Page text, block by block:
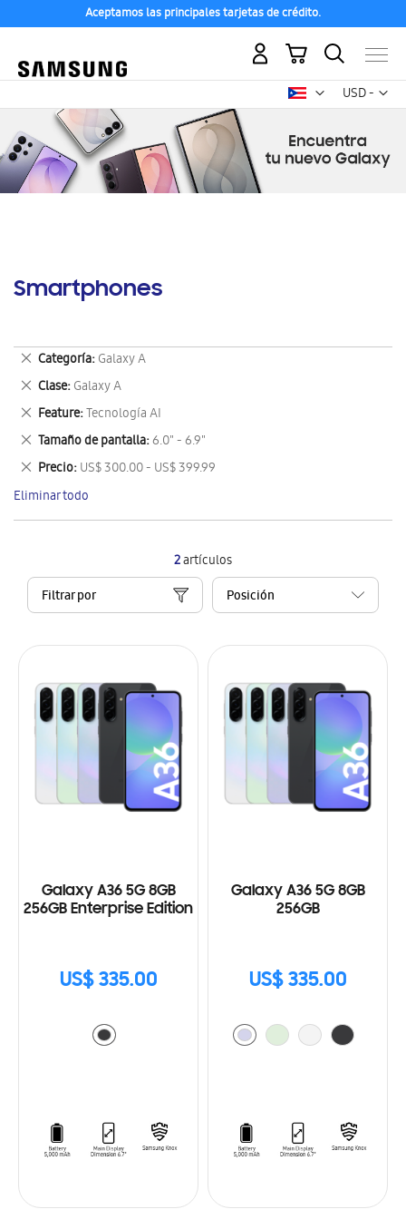
Aceptamos las principales tarjetas de crédito.
USD -
dólar
Mi carrito
Smartphones
2artículos
Filtrar por
Galaxy A36 5G 8GB
256GB Enterprise Edition
US$ 335.00
Galaxy A36 5G 8GB
256GB
US$ 335.00
Categoría Galaxy A
Eliminar
este
artículo
Clase Galaxy A
Eliminar
este
artículo
Feature Tecnología AI
Eliminar
este
artículo
Tamaño de pantalla 6.0" - 6.9"
Eliminar
este
artículo
Precio US$ 300.00 - US$ 399.99
Eliminar
este
artículo
Eliminar todo